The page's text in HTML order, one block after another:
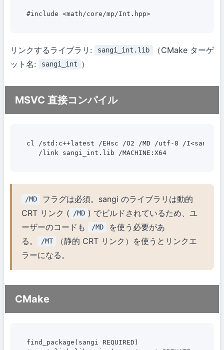
#include <math/core/mp/Int.hpp>
リンクするライブラリ: sangi_int.lib
（CMake ターゲ
ット名:
sangi_int ）
MSVC 直接コンパイル
cl /std:c++latest /EHsc /O2 /MD /utf-8 /I<sangi>/
   /link sangi_int.lib /MACHINE:X64
/MD
フラグは必須。sangi のライブラリは動的
CRT リンク ( /MD ) でビルドされているため、ユ
ーザーのコードも
/MD
を使う必要があ
る。
/MT
（静的 CRT リンク）を使うとリンクエ
ラーになる。
CMake
find_package(sangi REQUIRED)